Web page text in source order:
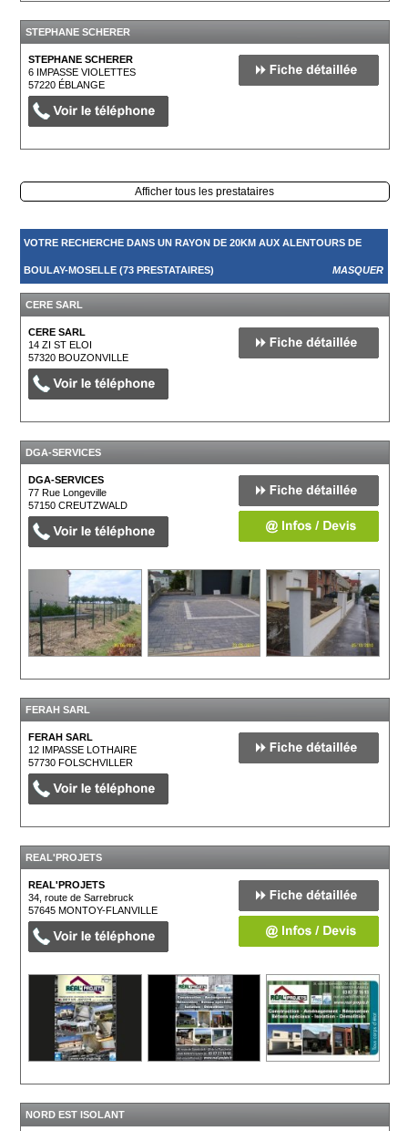
STEPHANE SCHERER
STEPHANE SCHERER
6 IMPASSE VIOLETTES
57220ÉBLANGE
Afficher tous les prestataires
VOTRE RECHERCHE DANS UN RAYON DE 20KM AUX ALENTOURS DE
BOULAY-MOSELLE (73 PRESTATAIRES) MASQUER
CERE SARL
CERE SARL
14 ZI ST ELOI
57320BOUZONVILLE
DGA-SERVICES
DGA-SERVICES
77 Rue Longeville
57150CREUTZWALD
FERAH SARL
FERAH SARL
12 IMPASSE LOTHAIRE
57730FOLSCHVILLER
REAL'PROJETS
REAL'PROJETS
34, route de Sarrebruck
57645MONTOY-FLANVILLE
NORD EST ISOLANT